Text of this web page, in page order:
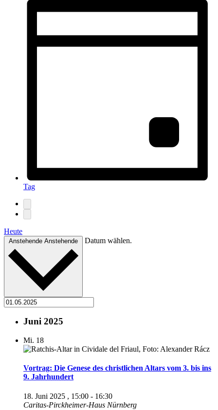
Tag
Heute
Anstehende Anstehende Datum wählen.
Juni 2025
Mi. 18
Vortrag: Die Genese des christlichen Altars vom 3. bis ins
9. Jahrhundert
18. Juni 2025 , 15:00 - 16:30
Caritas-Pirckheimer-Haus Nürnberg